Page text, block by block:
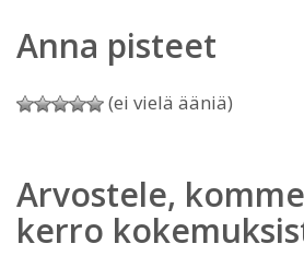
Anna pisteet
(ei vielä ääniä)
Arvostele,
kerro